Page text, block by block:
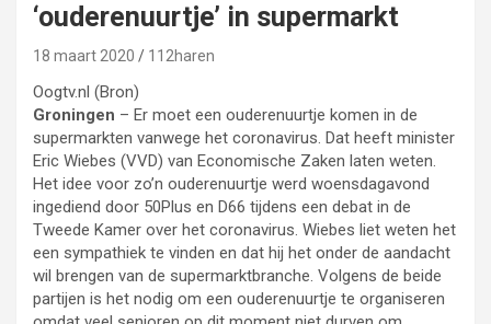
‘ouderenuurtje’ in supermarkt
18 maart 2020 112haren
Oogtv.nl (Bron)
Groningen – Er moet een ouderenuurtje komen in de
supermarkten vanwege het coronavirus. Dat heeft minister
Eric Wiebes (VVD) van Economische Zaken laten weten.
Het idee voor zo’n ouderenuurtje werd woensdagavond
ingediend door 50Plus en D66 tijdens een debat in de
Tweede Kamer over het coronavirus. Wiebes liet weten het
een sympathiek te vinden en dat hij het onder de aandacht
wil brengen van de supermarktbranche. Volgens de beide
partijen is het nodig om een ouderenuurtje te organiseren